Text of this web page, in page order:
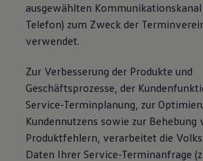
ausgewählten
Telefon) zum Zweck der
verwendet.
Zur Verbesserung der Produkte und
Geschäftsprozesse, der
Service-Terminplanung, zur
Kundennutzens sowie zur Behebung
Produktfehlern, verarbeitet die
Daten Ihrer Service-Terminanfrage